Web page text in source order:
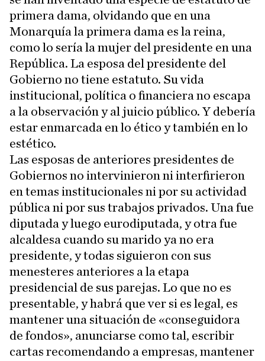
primera dama, olvidando que en una
Monarquía la primera dama es la reina,
como lo sería la mujer del presidente en una
República. La esposa del presidente del
Gobierno no tiene estatuto. Su vida
institucional, política o financiera no escapa
a la observación y al juicio público. Y debería
estar enmarcada en lo ético y también en lo
estético.
Las esposas de anteriores presidentes de
Gobiernos no intervinieron ni interfirieron
en temas institucionales ni por su actividad
pública ni por sus trabajos privados. Una fue
diputada y luego eurodiputada, y otra fue
alcaldesa cuando su marido ya no era
presidente, y todas siguieron con sus
menesteres anteriores a la etapa
presidencial de sus parejas. Lo que no es
presentable, y habrá que ver si es legal, es
mantener una situación de «conseguidora
de fondos», anunciarse como tal, escribir
cartas recomendando a empresas, mantener